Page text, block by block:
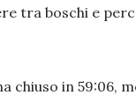
tra boschi e
chiuso in 59:06,